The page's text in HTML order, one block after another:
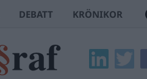
DEBATT KRÖNIKOR